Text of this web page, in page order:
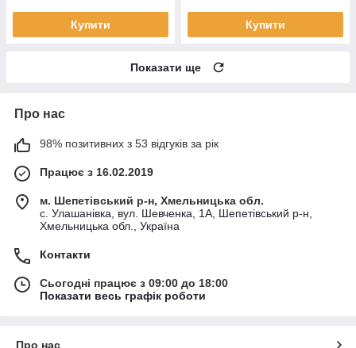
Купити Купити
Показати ще
Про нас
98% позитивних з 53 відгуків за рік
Працює з 16.02.2019
м. Шепетівський р-н, Хмельницька обл.
с. Улашанівка, вул. Шевченка, 1А, Шепетівський р-н,
Хмельницька обл., Україна
Контакти
Сьогодні працює з 09:00 до 18:00
Показати весь графік роботи
Про нас